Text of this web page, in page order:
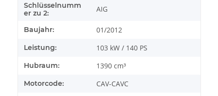
Schlüsselnumm
er zu 2:
AIG
Baujahr: 01/2012
Leistung: 103 kW / 140 PS
Hubraum: 1390 cm³
Motorcode: CAV-CAVC